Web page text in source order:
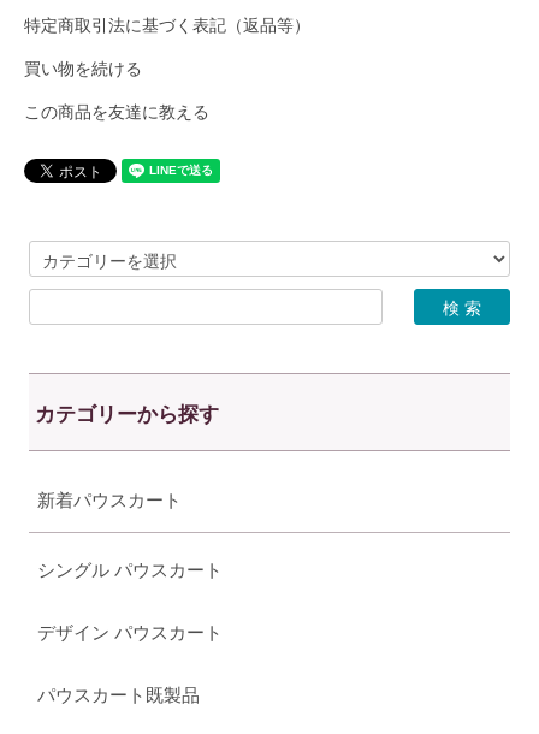
特定商取引法に基づく表記（返品等）
買い物を続ける
この商品を友達に教える
カテゴリーから探す
新着パウスカート
シングル パウスカート
デザイン パウスカート
パウスカート既製品